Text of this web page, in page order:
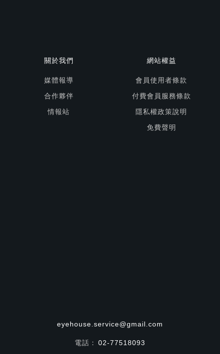
關於我們
媒體報導
合作夥伴
情報站
網站權益
會員使用者條款
付費會員服務條款
隱私權政策說明
免費聲明
eyehouse.service@gmail.com
電話： 02-77518093